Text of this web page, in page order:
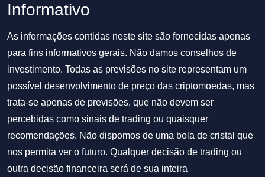
Informativo
As informações contidas neste site são fornecidas apenas
para fins informativos gerais. Não damos conselhos de
investimento. Todas as previsões no site representam um
possível desenvolvimento de preço das criptomoedas, mas
trata-se apenas de previsões, que não devem ser
percebidas como sinais de trading ou quaisquer
recomendações. Não dispomos de uma bola de cristal que
nos permita ver o futuro. Qualquer decisão de trading ou
outra decisão financeira será de sua inteira